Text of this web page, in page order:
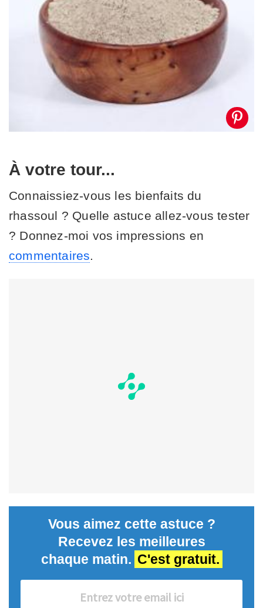
À votre tour...
Connaissiez-vous les bienfaits du
rhassoul ? Quelle astuce allez-vous tester
? Donnez-moi vos impressions en
commentaires.
Vous aimez cette astuce ?
Recevez les meilleures
chaque matin. C'est gratuit.